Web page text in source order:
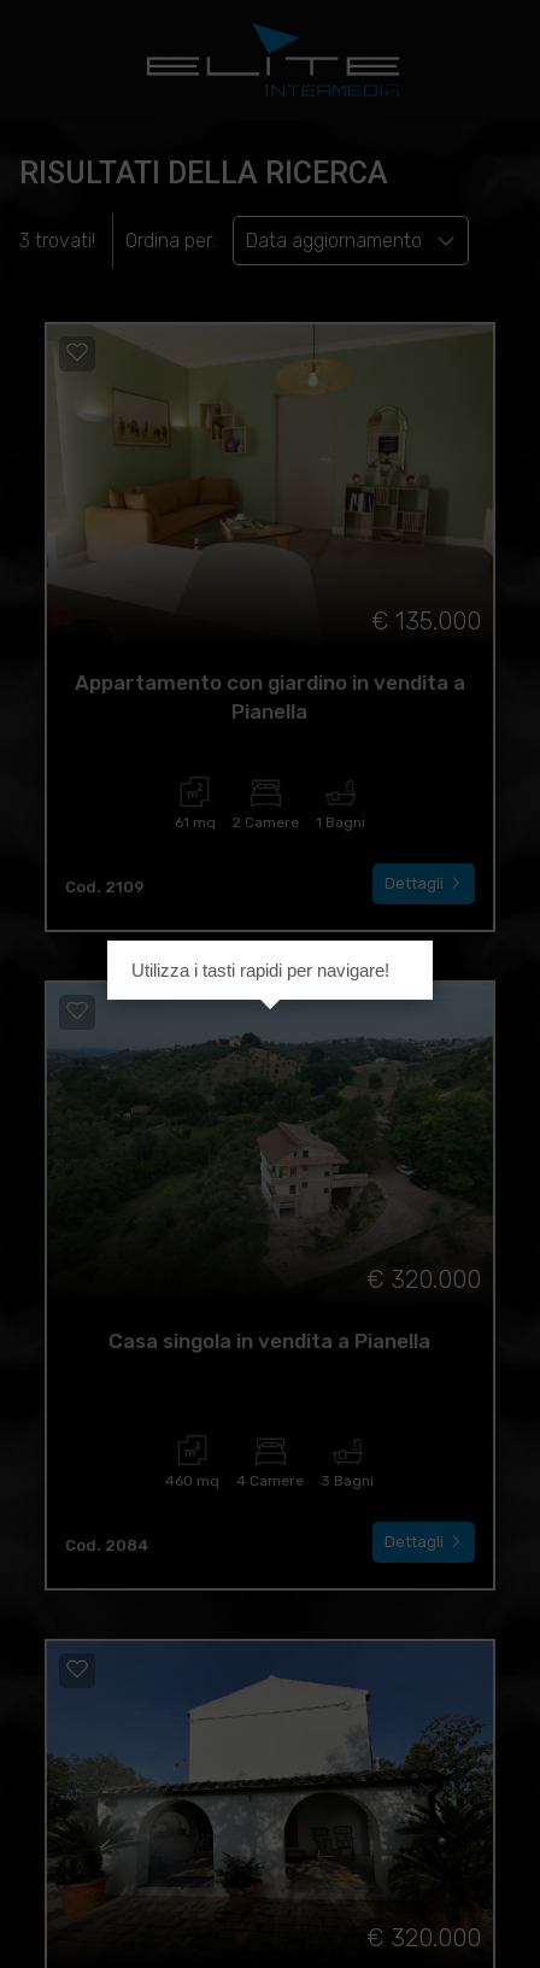
RISULTATI DELLA RICERCA
3 trovati! Ordina per: Data aggiornamento
€ 135.000
Appartamento con giardino in vendita a
Pianella
61 mq 2 Camere 1 Bagni
Cod. 2109 Dettagli
€ 320.000
Casa singola in vendita a Pianella
460 mq 4 Camere 3 Bagni
Cod. 2084 Dettagli
€ 320.000
Utilizza i tasti rapidi per navigare!